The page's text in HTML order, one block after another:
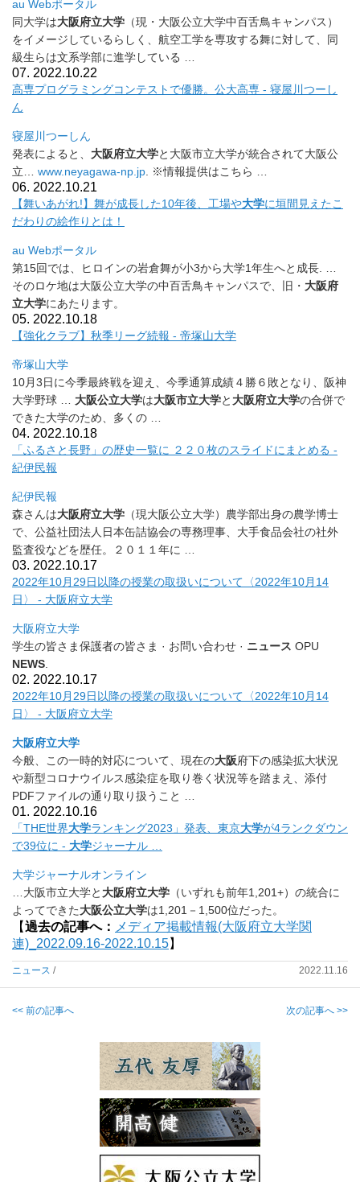
au Webポータル
同大学は大阪府立大学 （現・大阪公立大学中百舌鳥キャンパス）
をイメージしているらしく、航空工学を専攻する舞に対して、 同
級生らは文系学部に進学している …
07. 2022.10.22
高専プログラミングコンテストで優勝。公大高専 - 寝屋川つーし
ん
寝屋川つーしん
発表によると、 大阪府立大学と大阪市立大学が統合されて大阪公
立
www.neyagawa-np.jp . ※情報提供はこちら …
06. 2022.10.21
【舞いあがれ!】舞が成長した10年後、工場や大学に垣間見えたこ
だわりの絵作りとは！
au Webポータル
第15回では、ヒロインの岩倉舞が小3から大学1年生へと成長. …
そのロケ地は大阪公立大学の中百舌鳥キャンパスで、旧・ 大阪府
立大学にあたります。
05. 2022.10.18
【強化クラブ】秋季リーグ続報 - 帝塚山大学
帝塚山大学
10月3日に今季最終戦を迎え、今季通算成績４勝６敗となり、
阪神
大学野球 … 大阪公立大学は大阪市立大学と 大阪府立大学の合併で
できた大学のため、多くの …
04. 2022.10.18
「ふるさと長野」の歴史一覧に ２２０枚のスライドにまとめる -
紀伊民報
紀伊民報
森さんは大阪府立大学 （現大阪公立大学） 農学部出身の農学博士
で、公益社団法人日本缶詰協会の専務理事、 大手食品会社の社外
監査役などを歴任。２０１１年に …
03. 2022.10.17
2022年10月29日以降の授業の取扱いについて〈2022年10月14
日〉 - 大阪府立大学
大阪府立大学
学生の皆さま保護者の皆さま · お問い合わせ · ニュース OPU
NEWS
02. 2022.10.17
2022年10月29日以降の授業の取扱いについて〈2022年10月14
日〉 - 大阪府立大学
大阪府立大学
今般、この一時的対応について、現在の大阪府下の感染拡大状況
や新型コロナウイルス感染症を取り巻く状況等を踏まえ、 添付
PDFファイルの通り取り扱うこと …
01. 2022.10.16
「THE世界大学ランキング2023」発表、東京大学が4ランク ダウン
で39位に - 大学ジャーナル …
大学ジャーナルオンライン
…大阪市立大学と 大阪府立大学 （いずれも前年1,201+）の統合に
よってできた大阪公立大学は1,201－1,500位だった。
【過去の記事へ： メディア掲載情報(大阪府立大学関
連)_2022.09.16-2022.10.15】
ニュース / 2022.11.16
<< 前の記事へ 次の記事へ >>